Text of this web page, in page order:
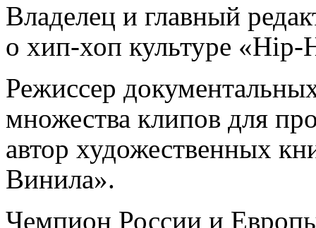
Владелец и главный
о хип-хоп культуре
Режиссер
множества клипов для
автор художественных
Винила».
Чемпион России и